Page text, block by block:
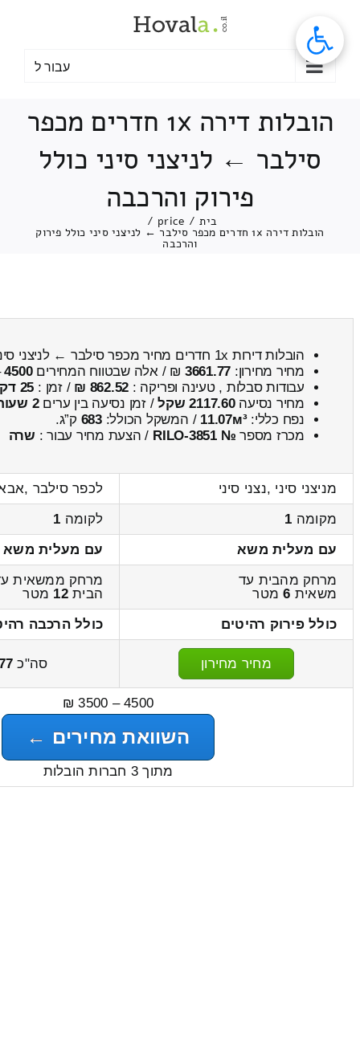
עבור ל
הובלות דירה 1x חדרים מכפר
סילבר ← לניצני סיני כולל
פירוק והרכבה
בית /
price
/
הובלות דירה 1x חדרים מכפר סילבר ← לניצני סיני כולל פירוק
והרכבה
הובלות דירות 1x חדרים מחיר מכפר סילבר ← לניצני סיני
מחיר מחירון: 3661.77 ₪ / אלה שבטווח המחירים4500
עבודות סבלות , טעינה ופריקה : 862.52 ₪ / זמן : 25 דקות 18 שניות
מחיר נסיעה2117.60 שקל / זמן נסיעה בין ערים2 שעות , 51 דקות
נפח כללי:11.07м³ / המשקל הכולל:683 ק”ג.
מכרז מספר № RILO-3851 / הצעת מחיר עבור : שרה
מניצני סיני ,נצני סיני
לכפר סילבר
מקומה 1 לקומה 1
עם מעלית משא
עם מעלית משא
מרחק מהבית עד
משאית 6מטר
מרחק ממשאית
הבית12 מטר
כולל פירוק רהיטים
כולל הרכבה
מחיר מחירון סה"כ
4500 – 3500 ₪
השוואת מחירים ←
מתוך 3 חברות הובלות